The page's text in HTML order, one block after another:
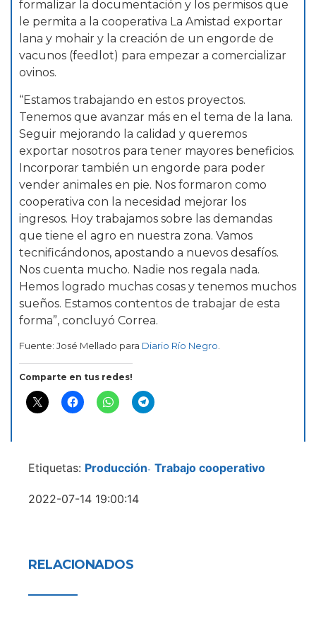
formalizar la documentación y los permisos que
le permita a la cooperativa La Amistad exportar
lana y mohair y la creación de un engorde de
vacunos (feedlot) para empezar a comercializar
ovinos.
“Estamos trabajando en estos proyectos.
Tenemos que avanzar más en el tema de la lana.
Seguir mejorando la calidad y queremos
exportar nosotros para tener mayores beneficios.
Incorporar también un engorde para poder
vender animales en pie. Nos formaron como
cooperativa con la necesidad mejorar los
ingresos. Hoy trabajamos sobre las demandas
que tiene el agro en nuestra zona. Vamos
tecnificándonos, apostando a nuevos desafíos.
Nos cuenta mucho. Nadie nos regala nada.
Hemos logrado muchas cosas y tenemos muchos
sueños. Estamos contentos de trabajar de esta
forma”, concluyó Correa.
Fuente: José Mellado para Diario Río Negro.
Comparte en tus redes!
Etiquetas: Producción- Trabajo cooperativo
2022-07-14 19:00:14
RELACIONADOS